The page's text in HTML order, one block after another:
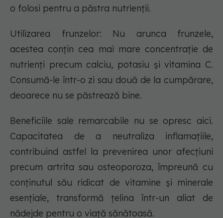
o folosi pentru a păstra nutrienții.
Utilizarea frunzelor: Nu arunca frunzele,
acestea conțin cea mai mare concentrație de
nutrienți precum calciu, potasiu și vitamina C.
Consumă-le într-o zi sau două de la cumpărare,
deoarece nu se păstrează bine.
Beneficiile sale remarcabile nu se opresc aici.
Capacitatea de a neutraliza inflamațiile,
contribuind astfel la prevenirea unor afecțiuni
precum artrita sau osteoporoza, împreună cu
conținutul său ridicat de vitamine și minerale
esențiale, transformă țelina într-un aliat de
nădejde pentru o viață sănătoasă.